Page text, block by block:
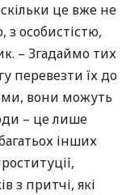
це вже не
з особистістю,
– Згадаймо тих
перевезти їх до
вони можуть
– це лише
інших
з притчі, які